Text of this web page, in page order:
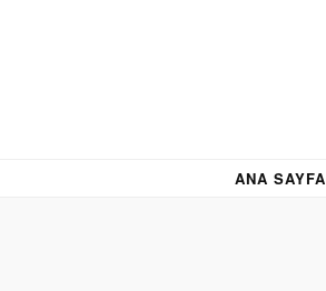
ANA SAYFA